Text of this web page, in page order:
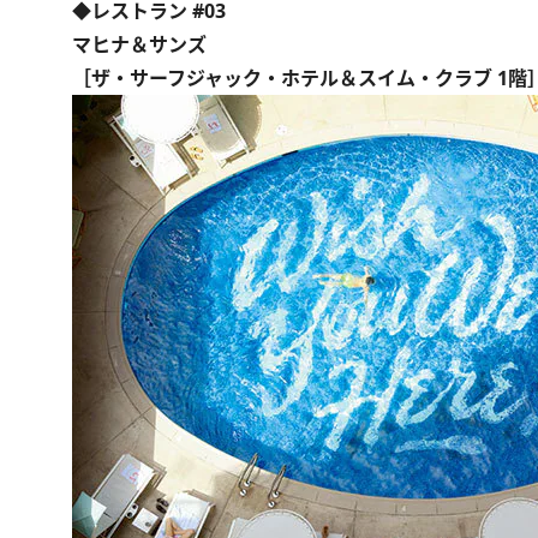
◆レストラン #03
マヒナ＆サンズ
［ザ・サーフジャック・ホテル＆スイム・クラブ 1階